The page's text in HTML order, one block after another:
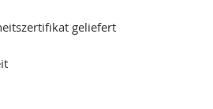
geliefert